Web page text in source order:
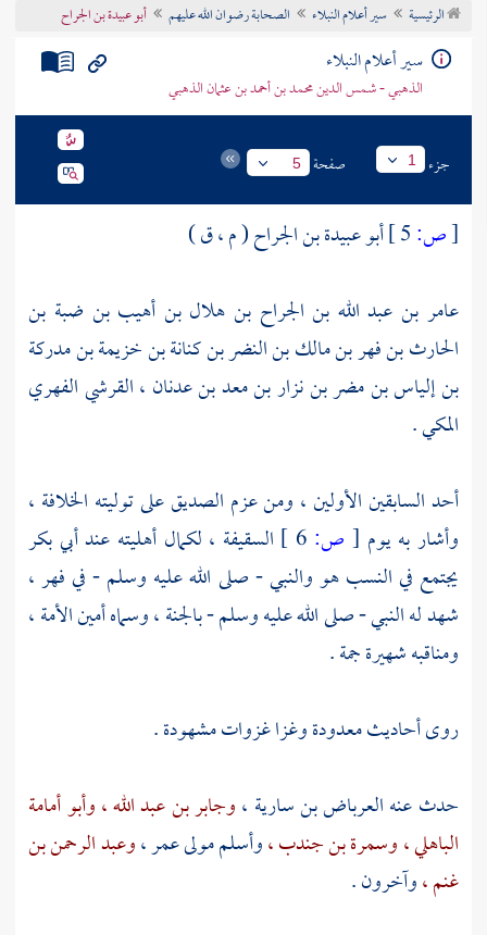
تراجم الأعلام
الرئيسية سير أعلام النبلاء الصحابة رضوان الله عليهم أبو عبيدة بن الجراح
سير أعلام النبلاء
الذهبي - شمس الدين محمد بن أحمد بن عثمان الذهبي
جزء 1 صفحة 5
[ص:
أبو عبيدة بن الجراح ( م ، ق )
عامر بن عبد الله بن الجراح بن هلال بن أهيب بن ضبة بن
الحارث بن فهر بن مالك بن النضر بن كنانة بن خزيمة بن مدركة
بن إلياس بن مضر بن نزار بن معد بن عدنان ، القرشي الفهري
المكي .
أحد السابقين الأولين ، ومن عزم الصديق على توليته الخلافة ،
وأشار به يوم [ ص: السقيفة ، لكمال أهليته عندأبي بكر
يجتمع في النسب هو والنبي - صلى الله عليه وسلم - فيفهر ،
شهد له النبي - صلى الله عليه وسلم - بالجنة ، وسماه أمين الأمة ،
ومناقبه شهيرة جمة .
روى أحاديث معدودة وغزا غزوات مشهودة .
حدث عنهالعرباض بن سارية ،وجابر بن عبد الله ،وأبو أمامة
الباهلي ،وسمرة بن جندب ،وأسلم مولى عمر ،وعبد الرحمن بن
غنم ،وآخرون .